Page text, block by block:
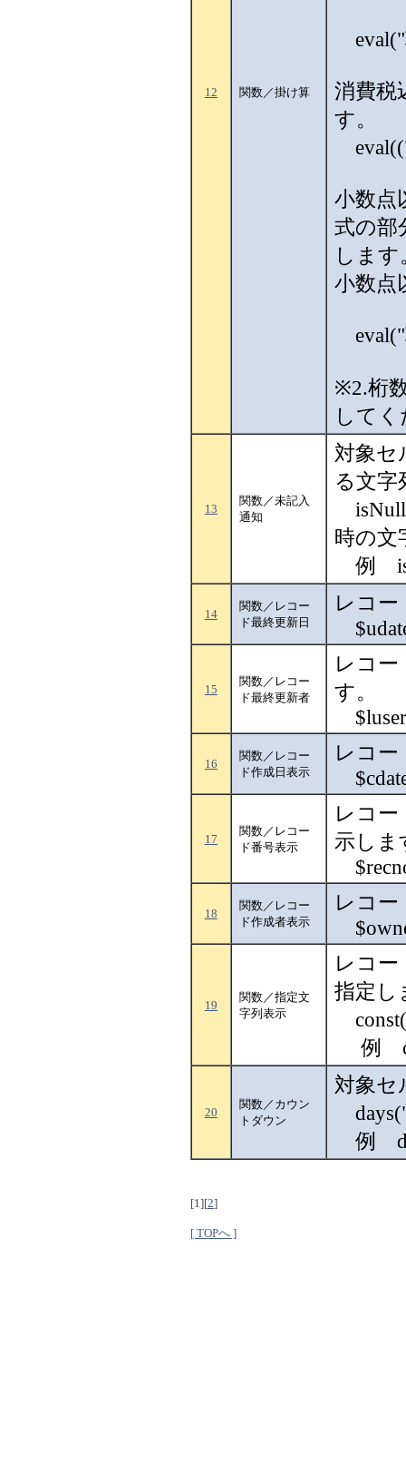
12 関数／掛け算
eval("
消費税
す。
小数点
式の部
します
小数点
eval("
※2.桁
して
13
関数／未記入
通知
対象セ
る文字
時の文
例
14
関数／レコー
ド最終更新日
レコー
15
関数／レコー
ド最終更新者
レコ
す。
$luser
16
関数／レコー
ド作成日表示
レコー
17
関数／レコー
ド番号表示
レコ
示しま
18
関数／レコー
ド作成者表示
レコー
19
関数／指定文
字列表示
レコ
指定し
例
20
関数／カウン
トダウン
対象セ
例
[1][2]
[ TOPへ ]